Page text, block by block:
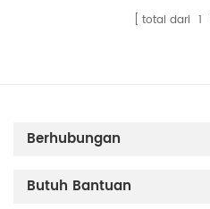
total dari 1
Berhubungan
Butuh Bantuan